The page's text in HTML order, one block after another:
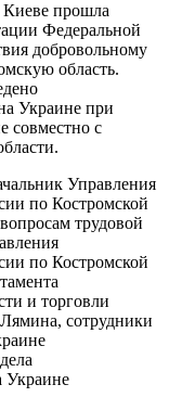
Киеве прошла
Федеральной
добровольному
область.
Украине при
совместно с
Управления
по Костромской
трудовой
по Костромской
и торговли
сотрудники
Украине